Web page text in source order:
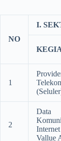
NO
I.
1
2
Data
Vallue